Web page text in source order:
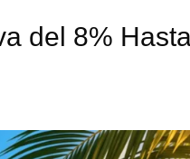
del 8%